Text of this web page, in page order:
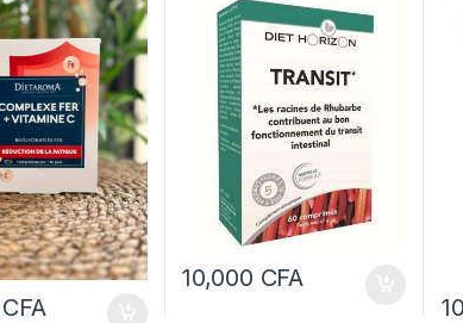
CFA
10,000 CFA